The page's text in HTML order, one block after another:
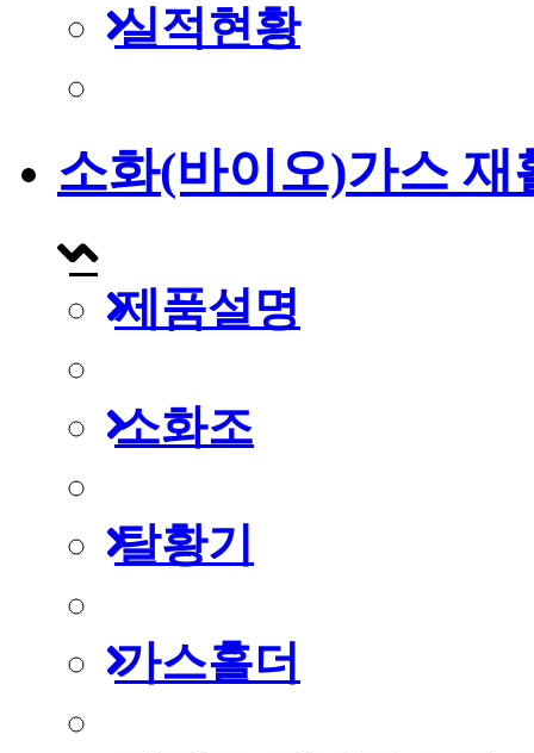
실적현황
소화(바이오)가스 재
제품설명
소화조
탈황기
가스홀더